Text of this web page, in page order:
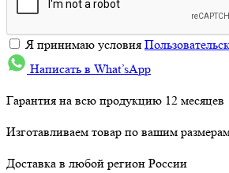
Я принимаю условия
Написать в What’sApp
Гарантия на всю продукцию 12 месяцев
Изготавливаем товар по вашим
Доставка в любой регион России